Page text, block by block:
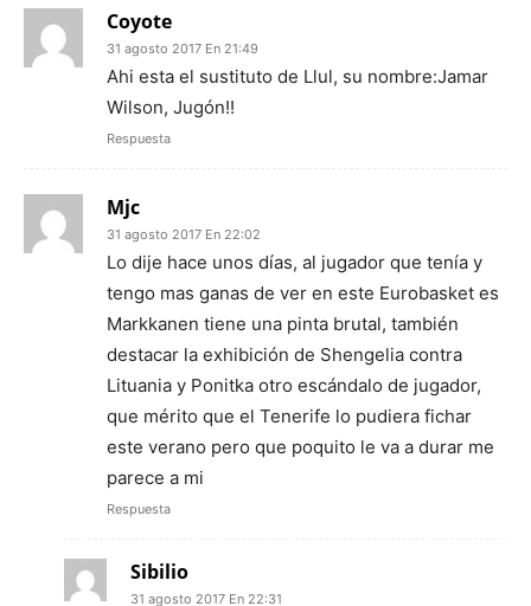
Coyote
31 agosto 2017 En 21:49
Ahi esta el sustituto de Llul, su nombre:Jamar
Wilson, Jugón!!
Respuesta
Mjc
31 agosto 2017 En 22:02
Lo dije hace unos días, al jugador que tenía y
tengo mas ganas de ver en este Eurobasket es
Markkanen tiene una pinta brutal, también
destacar la exhibición de Shengelia contra
Lituania y Ponitka otro escándalo de jugador,
que mérito que el Tenerife lo pudiera fichar
este verano pero que poquito le va a durar me
parece a mi
Respuesta
Sibilio
31 agosto 2017 En 22:31